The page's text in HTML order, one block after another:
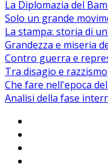
La Diplomazia del
Solo un grande
La stampa: storia di
Grandezza e miseria
Contro guerra e
Tra disagio e razzismo
Che fare nell'epoca
Analisi della fase